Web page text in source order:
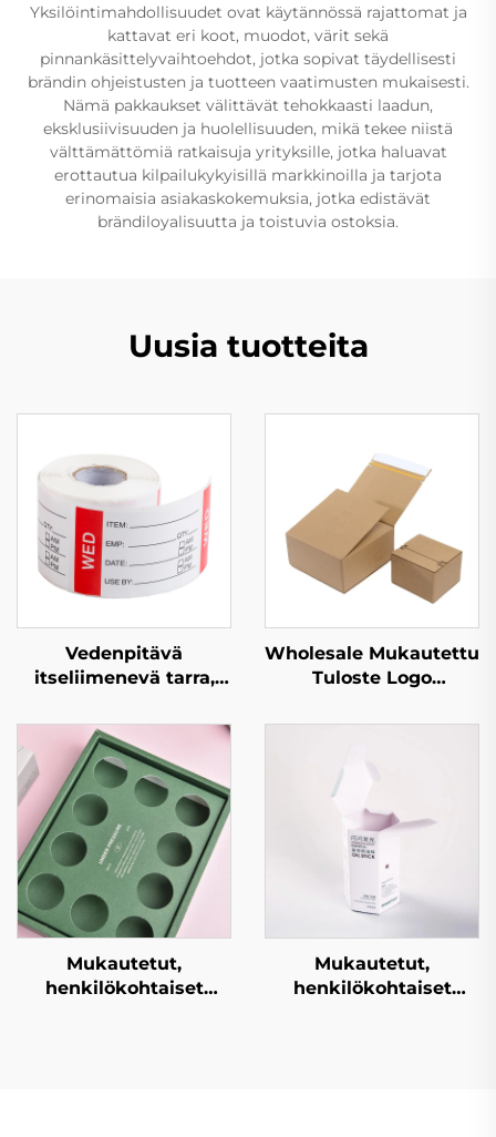
Yksilöintimahdollisuudet ovat käytännössä rajattomat ja
kattavat eri koot, muodot, värit sekä
pinnankäsittelyvaihtoehdot, jotka sopivat täydellisesti
brändin ohjeistusten ja tuotteen vaatimusten mukaisesti.
Nämä pakkaukset välittävät tehokkaasti laadun,
eksklusiivisuuden ja huolellisuuden, mikä tekee niistä
välttämättömiä ratkaisuja yrityksille, jotka haluavat
erottautua kilpailukykyisillä markkinoilla ja tarjota
erinomaisia asiakaskokemuksia, jotka edistävät
brändiloyalisuutta ja toistuvia ostoksia.
Uusia tuotteita
Vedenpitävä
itseliimenevä tarra,
paperi
elintarvikkeiden,
näyttelyiden ja
edistämisen,
lähetyksen sekä
kauppojen tarpeisiin
Wholesale Mukautettu
Tuloste Logo
Pakkauslahjalaatikko
Kartonki Lähetyksen
Kartonkilaatikot
Mukautetut,
henkilökohtaiset
Mukautetut,
henkilökohtaiset